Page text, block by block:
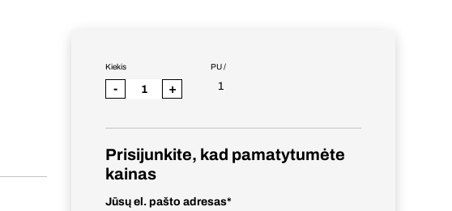
PU /
1
Kiekis
- +
Prisijunkite, kad pamatytumėte
kainas
Jūsų el. pašto adresas*